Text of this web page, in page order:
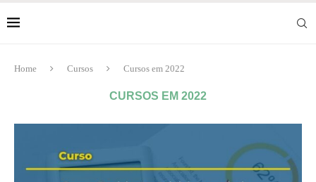
Home Cursos Cursos em 2022
CURSOS EM 2022